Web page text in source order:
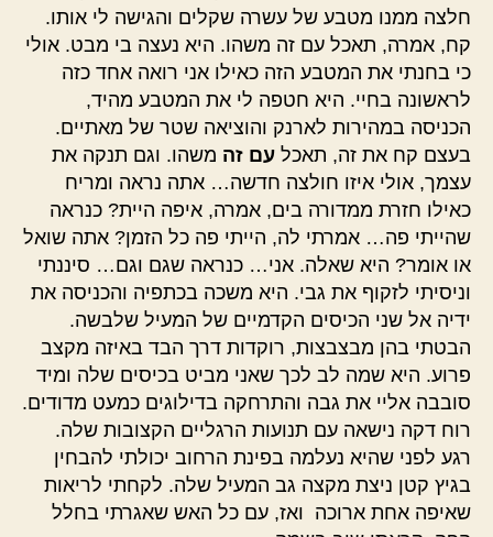
חלצה ממנו מטבע של עשרה שקלים והגישה לי אותו.
קח, אמרה, תאכל עם זה משהו. היא נעצה בי מבט. אולי
כי בחנתי את המטבע הזה כאילו אני רואה אחד כזה
לראשונה בחיי. היא חטפה לי את המטבע מהיד,
הכניסה במהירות לארנק והוציאה שטר של מאתיים.
בעצם קח את זה, תאכל עם זה משהו. וגם תנקה את
עצמך, אולי איזו חולצה חדשה… אתה נראה ומריח
כאילו חזרת ממדורה בים, אמרה, איפה היית? כנראה
שהייתי פה… אמרתי לה, הייתי פה כל הזמן? אתה שואל
או אומר? היא שאלה. אני… כנראה שגם וגם… סיננתי
וניסיתי לזקוף את גבי. היא משכה בכתפיה והכניסה את
ידיה אל שני הכיסים הקדמיים של המעיל שלבשה.
הבטתי בהן מבצבצות, רוקדות דרך הבד באיזה מקצב
פרוע. היא שמה לב לכך שאני מביט בכיסים שלה ומיד
סובבה אליי את גבה והתרחקה בדילוגים כמעט מדודים.
רוח דקה נישאה עם תנועות הרגליים הקצובות שלה.
רגע לפני שהיא נעלמה בפינת הרחוב יכולתי להבחין
בגיץ קטן ניצת מקצה גב המעיל שלה. לקחתי לריאות
שאיפה אחת ארוכה ואז, עם כל האש שאגרתי בחלל